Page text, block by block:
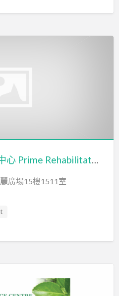
迅康復康(屯門)治療中心 Prime Rehabilitation Services (Tuen Mun Clinic)
廣場15樓1511室